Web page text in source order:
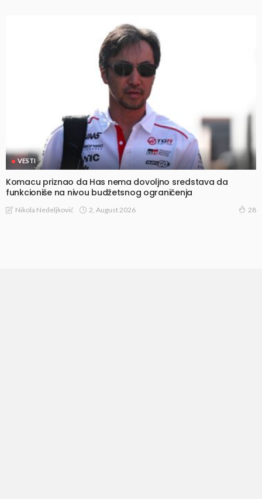
VESTI
Komacu priznao da Has nema dovoljno sredstava da
funkcioniše na nivou budžetsnog ograničenja
Nikola Nedeljković 2, August 2026 28